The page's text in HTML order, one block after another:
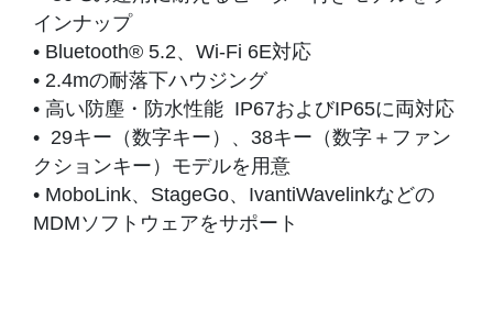
インナップ
• Bluetooth® 5.2、Wi-Fi 6E対応
• 2.4mの耐落下ハウジング
• 高い防塵・防水性能 IP67およびIP65に両対応
• 29キー（数字キー）、38キー（数字＋ファン
クションキー）モデルを用意
• MoboLink、StageGo、IvantiWavelinkなどの
MDMソフトウェアをサポート